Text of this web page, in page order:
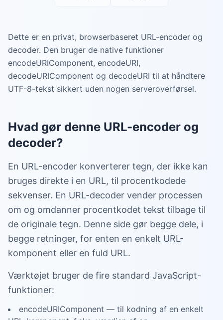
Dette er en privat, browserbaseret URL-encoder og
decoder. Den bruger de native funktioner
encodeURIComponent, encodeURI,
decodeURIComponent og decodeURI til at håndtere
UTF-8-tekst sikkert uden nogen serveroverførsel.
Hvad gør denne URL-encoder og
decoder?
En URL-encoder konverterer tegn, der ikke kan
bruges direkte i en URL, til procentkodede
sekvenser. En URL-decoder vender processen
om og omdanner procentkodet tekst tilbage til
de originale tegn. Denne side gør begge dele, i
begge retninger, for enten en enkelt URL-
komponent eller en fuld URL.
Værktøjet bruger de fire standard JavaScript-
funktioner:
encodeURIComponent — til kodning af en enkelt